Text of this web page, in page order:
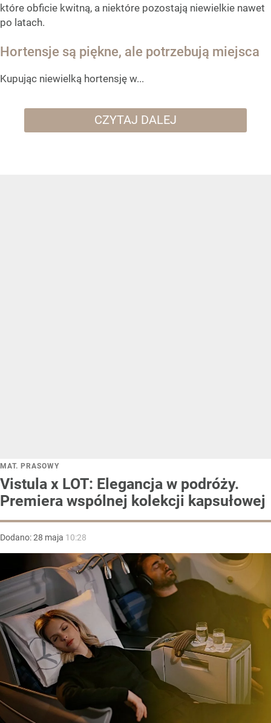
które obficie kwitną, a niektóre pozostają niewielkie nawet
po latach.
Hortensje są piękne, ale potrzebują miejsca
Kupując niewielką hortensję w...
CZYTAJ DALEJ
MAT. PRASOWY
Vistula x LOT: Elegancja w podróży.
Premiera wspólnej kolekcji kapsułowej
Dodano:28 maja 10:28